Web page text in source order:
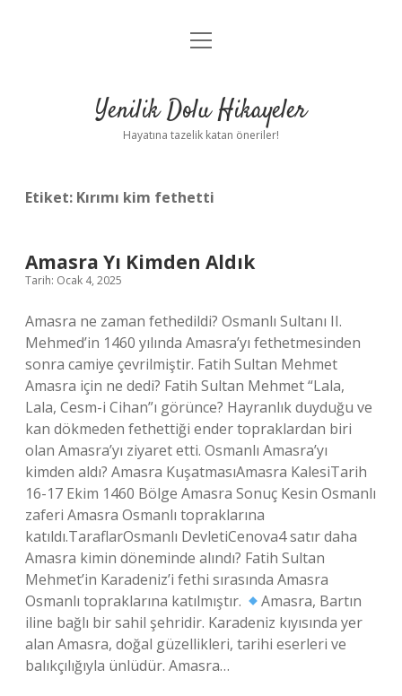
Anasayfa
Yasal Uyarı
menüyü
Yenilik Dolu Hikayeler
Hayatına tazelik katan öneriler!
Etiket: Kırımı kim fethetti
Amasra Yı Kimden Aldık
Tarih: Ocak 4, 2025
Amasra ne zaman fethedildi? Osmanlı Sultanı II.
Mehmed’in 1460 yılında Amasra’yı fethetmesinden
sonra camiye çevrilmiştir. Fatih Sultan Mehmet
Amasra için ne dedi? Fatih Sultan Mehmet “Lala,
Lala, Cesm-i Cihan”ı görünce? Hayranlık duyduğu ve
kan dökmeden fethettiği ender topraklardan biri
olan Amasra’yı ziyaret etti. Osmanlı Amasra’yı
kimden aldı? Amasra KuşatmasıAmasra KalesiTarih
16-17 Ekim 1460 Bölge Amasra Sonuç Kesin Osmanlı
zaferi Amasra Osmanlı topraklarına
katıldı.TaraflarOsmanlı DevletiCenova4 satır daha
Amasra kimin döneminde alındı? Fatih Sultan
Mehmet’in Karadeniz’i fethi sırasında Amasra
Osmanlı topraklarına katılmıştır.
Amasra, Bartın
iline bağlı bir sahil şehridir. Karadeniz kıyısında yer
alan Amasra, doğal güzellikleri, tarihi eserleri ve
balıkçılığıyla ünlüdür. Amasra…